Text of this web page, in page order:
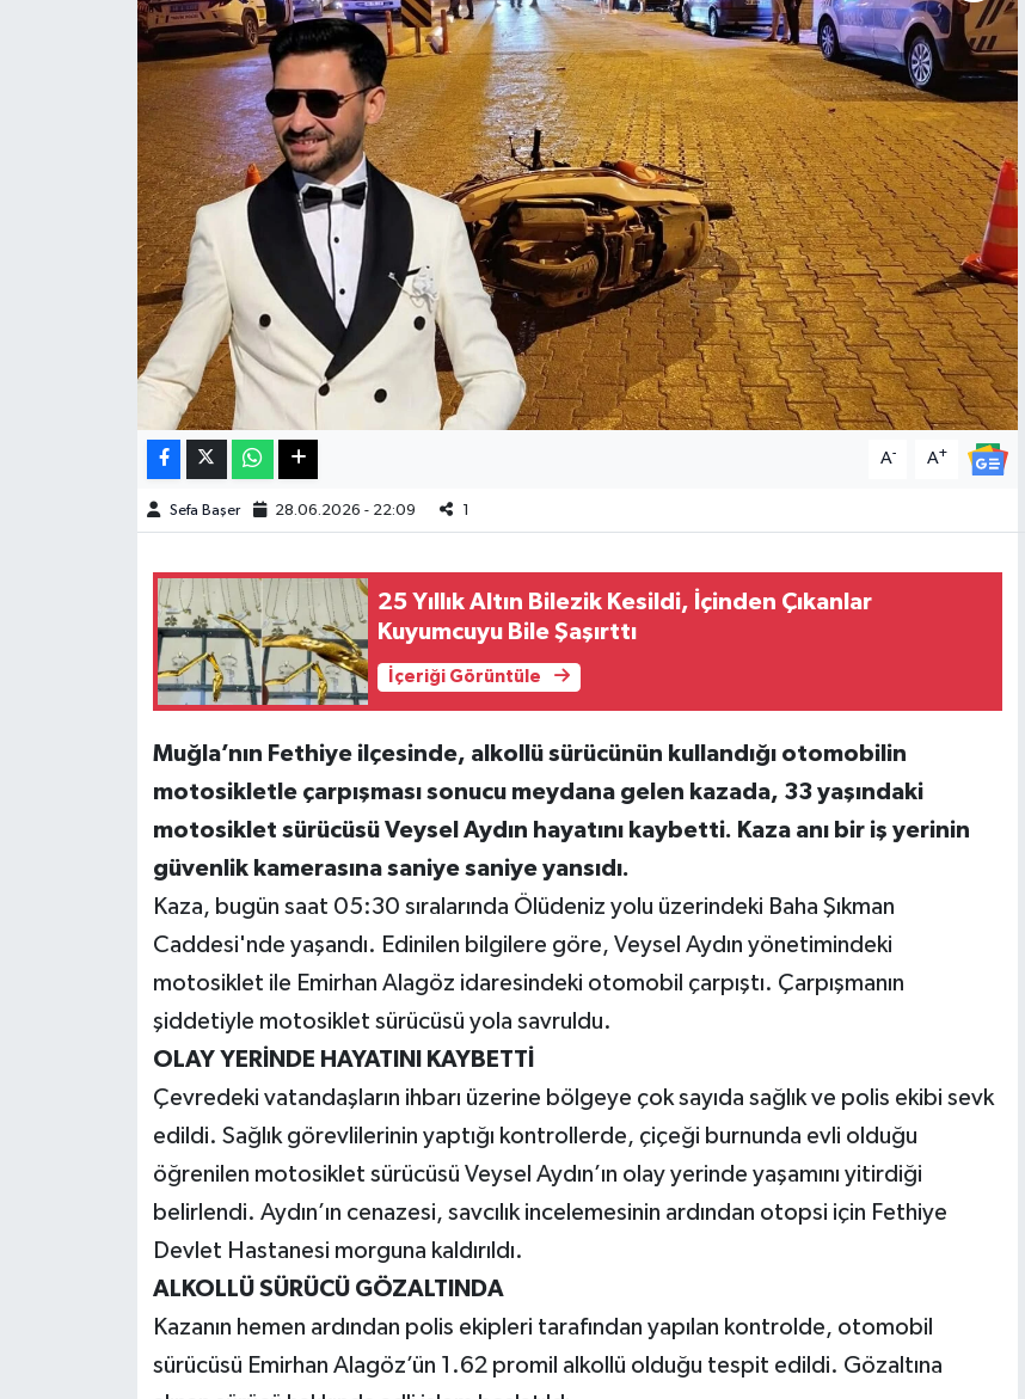
A- A+
Sefa Başer 28.06.2026 - 22:09 1
25 Yıllık Altın Bilezik Kesildi, İçinden Çıkanlar
Kuyumcuyu Bile Şaşırttı
İçeriği Görüntüle
Muğla’nın Fethiye ilçesinde, alkollü sürücünün kullandığı otomobilin
motosikletle çarpışması sonucu meydana gelen kazada, 33 yaşındaki
motosiklet sürücüsü Veysel Aydın hayatını kaybetti. Kaza anı bir iş yerinin
güvenlik kamerasına saniye saniye yansıdı.
Kaza, bugün saat 05:30 sıralarında Ölüdeniz yolu üzerindeki Baha Şıkman
Caddesi'nde yaşandı. Edinilen bilgilere göre, Veysel Aydın yönetimindeki
motosiklet ile Emirhan Alagöz idaresindeki otomobil çarpıştı. Çarpışmanın
şiddetiyle motosiklet sürücüsü yola savruldu.
OLAY YERİNDE HAYATINI KAYBETTİ
Çevredeki vatandaşların ihbarı üzerine bölgeye çok sayıda sağlık ve polis ekibi sevk
edildi. Sağlık görevlilerinin yaptığı kontrollerde, çiçeği burnunda evli olduğu
öğrenilen motosiklet sürücüsü Veysel Aydın’ın olay yerinde yaşamını yitirdiği
belirlendi. Aydın’ın cenazesi, savcılık incelemesinin ardından otopsi için Fethiye
Devlet Hastanesi morguna kaldırıldı.
ALKOLLÜ SÜRÜCÜ GÖZALTINDA
Kazanın hemen ardından polis ekipleri tarafından yapılan kontrolde, otomobil
sürücüsü Emirhan Alagöz’ün 1.62 promil alkollü olduğu tespit edildi. Gözaltına
Haberde İnsan
Kültür Sanat
Magazin
Manşet Altı
Manşetler
Resmi İlan
SürManşet
KAHRAMANMARAŞ